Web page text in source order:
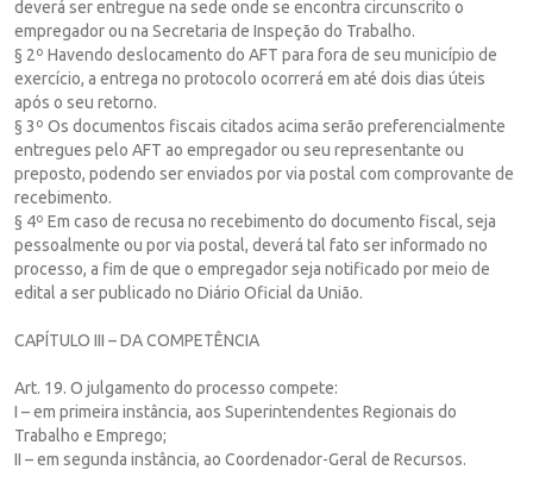
deverá ser entregue na sede onde se encontra circunscrito o
empregador ou na Secretaria de Inspeção do Trabalho.
§ 2º Havendo deslocamento do AFT para fora de seu município de
exercício, a entrega no protocolo ocorrerá em até dois dias úteis
após o seu retorno.
§ 3º Os documentos fiscais citados acima serão preferencialmente
entregues pelo AFT ao empregador ou seu representante ou
preposto, podendo ser enviados por via postal com comprovante de
recebimento.
§ 4º Em caso de recusa no recebimento do documento fiscal, seja
pessoalmente ou por via postal, deverá tal fato ser informado no
processo, a fim de que o empregador seja notificado por meio de
edital a ser publicado no Diário Oficial da União.
CAPÍTULO III – DA COMPETÊNCIA
Art. 19. O julgamento do processo compete:
I – em primeira instância, aos Superintendentes Regionais do
Trabalho e Emprego;
II – em segunda instância, ao Coordenador-Geral de Recursos.